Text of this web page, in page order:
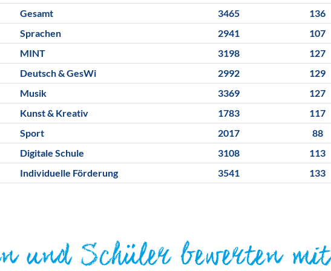
Gesamt 3465
136
Sprachen
2941
107
MINT
3198
127
Deutsch & GesWi
2992
129
Musik
3369
127
Kunst & Kreativ
1783
117
Sport
2017
88
Digitale Schule
3108
113
Individuelle Förderung
3541 133
und Schüler bewerten mit